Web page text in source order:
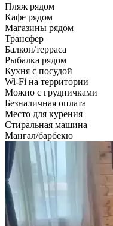
Пляж рядом
Кафе рядом
Магазины рядом
Трансфер
Балкон/терраса
Рыбалка рядом
Кухня с посудой
Wi-Fi на территории
Можно с грудничками
Безналичная оплата
Место для курения
Стиральная машина
Мангал/барбекю